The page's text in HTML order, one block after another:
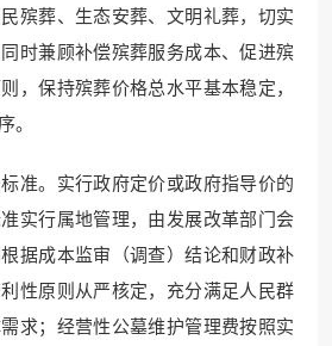
殡葬、生态安葬、文明礼葬，切实
时兼顾补偿殡葬服务成本、促进殡
，保持殡葬价格总水平基本稳定，
。
标准。实行政府定价或政府指导价的
实行属地管理，由发展改革部门会
据成本监审（调查）结论和财政补
性原则从严核定，充分满足人民群
求；经营性公墓维护管理费按照实